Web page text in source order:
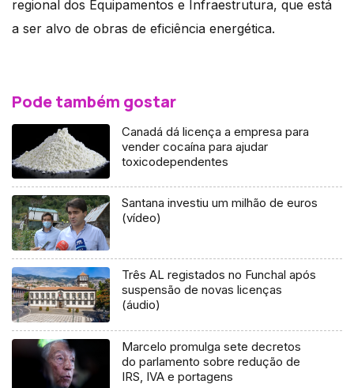
regional dos Equipamentos e Infraestrutura, que está
a ser alvo de obras de eficiência energética.
Pode também gostar
Canadá dá licença a empresa para
vender cocaína para ajudar
toxicodependentes
Santana investiu um milhão de euros
(vídeo)
Três AL registados no Funchal após
suspensão de novas licenças
(áudio)
Marcelo promulga sete decretos
do parlamento sobre redução de
IRS, IVA e portagens